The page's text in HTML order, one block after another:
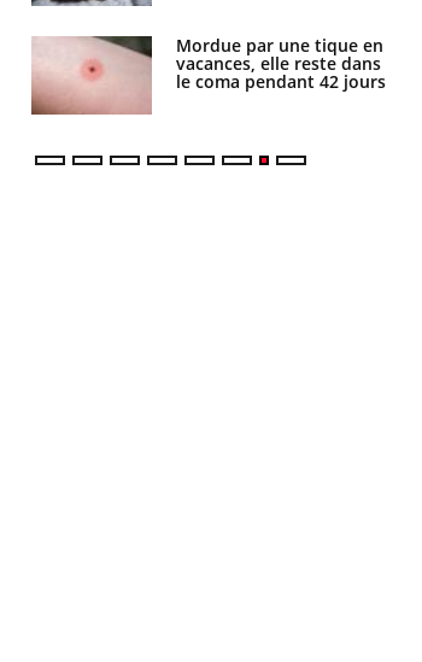
Mordue par une tique en
vacances, elle reste dans
le coma pendant 42 jours